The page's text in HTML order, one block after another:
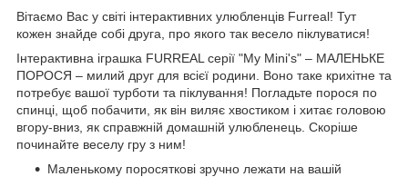
Вітаємо Вас у світі інтерактивних улюбленців Furreal! Тут
кожен знайде собі друга, про якого так весело піклуватися!
Інтерактивна іграшка FURREAL серії "My Mini's" – МАЛЕНЬКЕ
ПОРОСЯ – милий друг для всієї родини. Воно таке крихітне та
потребує вашої турботи та піклування! Погладьте порося по
спинці, щоб побачити, як він виляє хвостиком і хитає головою
вгору-вниз, як справжній домашній улюбленець. Скоріше
починайте веселу гру з ним!
Маленькому поросяткові зручно лежати на вашій